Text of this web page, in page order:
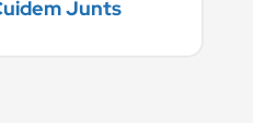
Junts